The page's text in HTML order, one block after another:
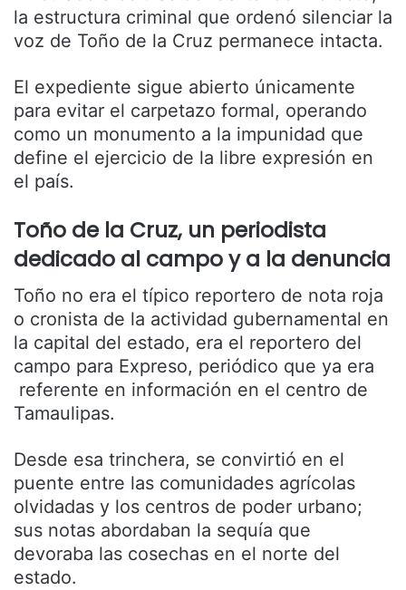
la estructura criminal que ordenó silenciar la
voz de Toño de la Cruz permanece intacta.
El expediente sigue abierto únicamente
para evitar el carpetazo formal, operando
como un monumento a la impunidad que
define el ejercicio de la libre expresión en
el país.
Toño de la Cruz, un periodista
dedicado al campo y a la denuncia
Toño no era el típico reportero de nota roja
o cronista de la actividad gubernamental en
la capital del estado, era el reportero del
campo para Expreso, periódico que ya era
referente en información en el centro de
Tamaulipas.
Desde esa trinchera, se convirtió en el
puente entre las comunidades agrícolas
olvidadas y los centros de poder urbano;
sus notas abordaban la sequía que
devoraba las cosechas en el norte del
estado.